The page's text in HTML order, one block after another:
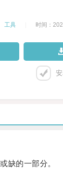
工具 时间：
缺的一部分。